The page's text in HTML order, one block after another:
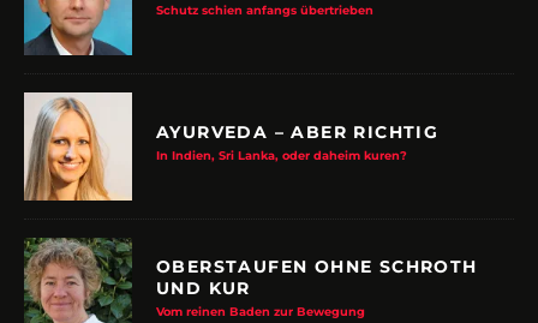
Schutz schien anfangs übertrieben
AYURVEDA – ABER RICHTIG
In Indien, Sri Lanka, oder daheim kuren?
OBERSTAUFEN OHNE SCHROTH
UND KUR
Vom reinen Baden zur Bewegung